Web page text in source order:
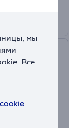
мы
Все
2 ТБ,